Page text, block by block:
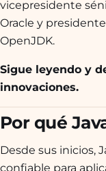
vicepresidente
Oracle y
OpenJDK.
Sigue leyendo y
innovaciones.
Por qué
Desde sus inicios,
confiable para